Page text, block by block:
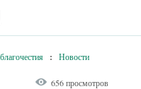
: Новости
656 просмотров